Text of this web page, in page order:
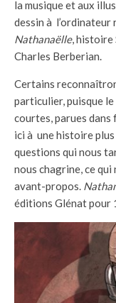
la musique et aux
dessin à
Nathanaëlle, histoire
Charles Berberian.
Certains
particulier, puisque
courtes, parues dans
ici à une histoire
questions qui nous
nous chagrine, ce
avant-propos.
éditions Glénat pour